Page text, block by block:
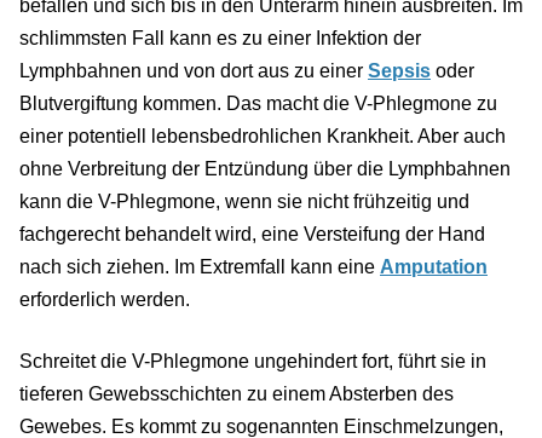
befallen und sich bis in den Unterarm hinein ausbreiten. Im
schlimmsten Fall kann es zu einer Infektion der
Lymphbahnen und von dort aus zu einer Sepsis oder
Blutvergiftung kommen. Das macht die V-Phlegmone zu
einer potentiell lebensbedrohlichen Krankheit. Aber auch
ohne Verbreitung der Entzündung über die Lymphbahnen
kann die V-Phlegmone, wenn sie nicht frühzeitig und
fachgerecht behandelt wird, eine Versteifung der Hand
nach sich ziehen. Im Extremfall kann eine Amputation
erforderlich werden.
Schreitet die V-Phlegmone ungehindert fort, führt sie in
tieferen Gewebsschichten zu einem Absterben des
Gewebes. Es kommt zu sogenannten Einschmelzungen,